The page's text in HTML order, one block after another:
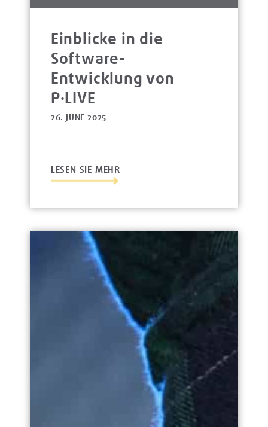
Einblicke in die
Software-
Entwicklung von
P·LIVE
26. JUNE 2025
LESEN SIE MEHR